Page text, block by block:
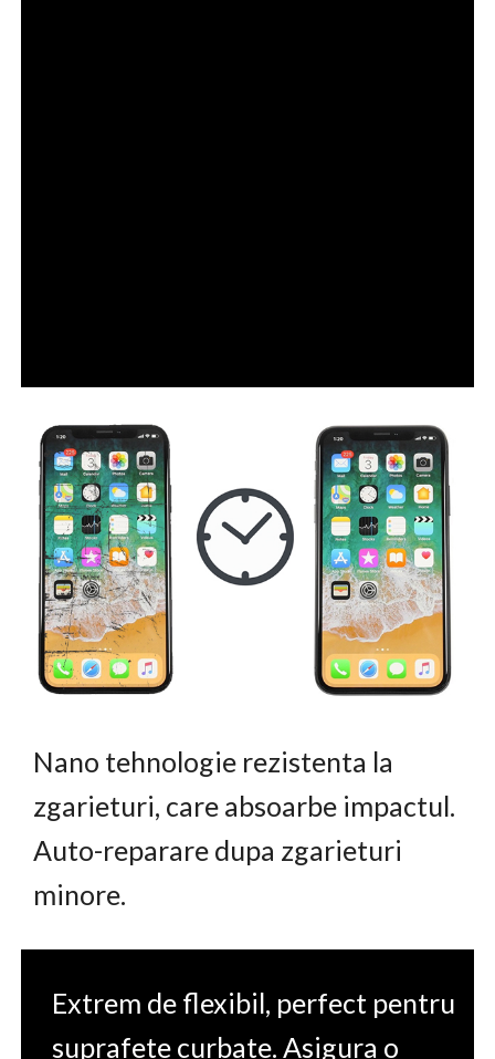
Nano tehnologie rezistenta la
zgarieturi, care absoarbe impactul.
Auto-reparare dupa zgarieturi
minore.
Extrem de flexibil, perfect pentru
suprafete curbate. Asigura o